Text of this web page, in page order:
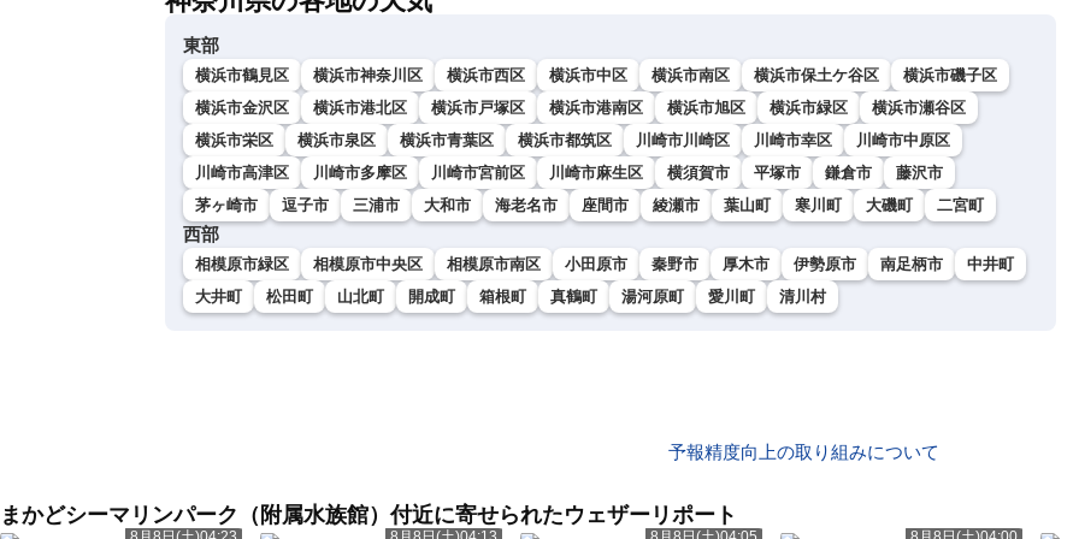
東部
横浜市鶴見区 横浜市神奈川区 横浜市西区 横浜市中区 横浜市南区 横浜市保土ケ谷区
横浜市磯子区
横浜市金沢区
横浜市港北区 横浜市戸塚区 横浜市港南区 横浜市旭区 横浜市緑区
横浜市瀬谷区
横浜市栄区
横浜市泉区 横浜市青葉区 横浜市都筑区 川崎市川崎区 川崎市幸区
川崎市中原区
川崎市高津区
川崎市多摩区 川崎市宮前区 川崎市麻生区 横須賀市 平塚市 鎌倉市
藤沢市
茅ヶ崎市
逗子市 三浦市 大和市 海老名市 座間市 綾瀬市 葉山町 寒川町 大磯町 二宮町
西部
相模原市緑区 相模原市中央区 相模原市南区 小田原市 秦野市 厚木市 伊勢原市 南足柄市
中井町
大井町
松田町 山北町 開成町 箱根町 真鶴町 湯河原町 愛川町 清川村
予報精度向上の取り組みについて
まかどシーマリンパーク（附属水族館）付近に寄せられたウェザーリポート